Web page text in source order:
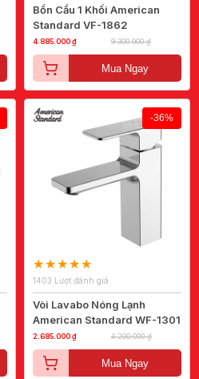
Bồn Cầu 1 Khối American
Standard VF-1862
4.885.000 ₫ 9.300.000 ₫
Mua Ngay
-36%
1403 Lượt đánh giá
Vòi Lavabo Nóng Lạnh
American Standard WF-1301
2.685.000 ₫ 4.200.000 ₫
Mua Ngay